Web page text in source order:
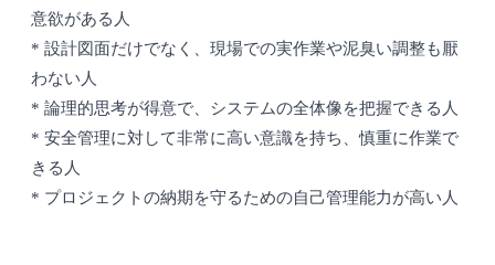
意欲がある人
* 設計図面だけでなく、現場での実作業や泥臭い調整も厭
わない人
* 論理的思考が得意で、システムの全体像を把握できる人
* 安全管理に対して非常に高い意識を持ち、慎重に作業で
きる人
* プロジェクトの納期を守るための自己管理能力が高い人